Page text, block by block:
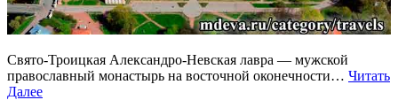
Свято-Троицкая Александро-Невская лавра — мужской
православный монастырь на восточной оконечности… Читать
Далее